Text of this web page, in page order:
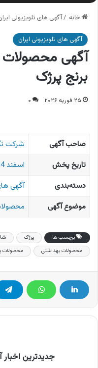
خانه /آگهی های تلویزیونی
آگهی های تلویزیونی ایران
آگهی
برنج پرژک
۲۵ فوریه ۲۰۲۶ ۰
صاحب آگهی
شرکت
تاریخ پخش
اسفند 1404
دسته‌بندی
آگهی
موضوع آگهی
برچسب ها پرژک
محصولات بهداشتی
محصولات
جدیدترین اخبار